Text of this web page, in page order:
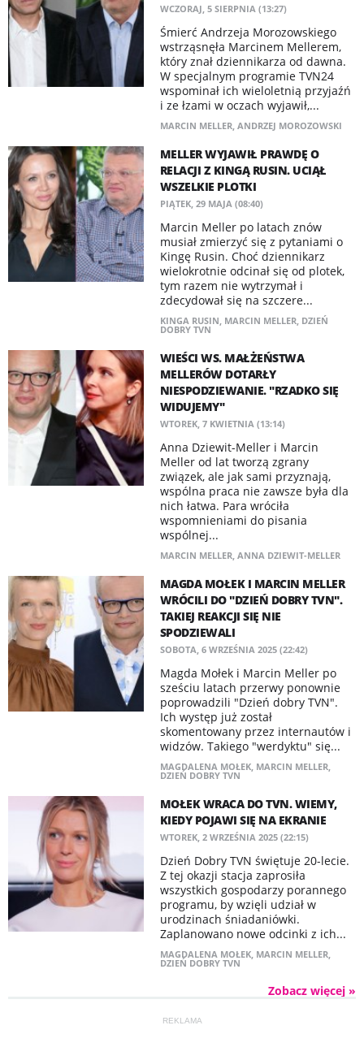
WCZORAJ, 5 SIERPNIA (13:27)
Śmierć Andrzeja Morozowskiego
wstrząsnęła Marcinem Mellerem,
który znał dziennikarza od dawna.
W specjalnym programie TVN24
wspominał ich wieloletnią przyjaźń
i ze łzami w oczach wyjawił,...
MARCIN MELLER, ANDRZEJ MOROZOWSKI
MELLER WYJAWIŁ PRAWDĘ O
RELACJI Z KINGĄ RUSIN. UCIĄŁ
WSZELKIE PLOTKI
PIĄTEK, 29 MAJA (08:40)
Marcin Meller po latach znów
musiał zmierzyć się z pytaniami o
Kingę Rusin. Choć dziennikarz
wielokrotnie odcinał się od plotek,
tym razem nie wytrzymał i
zdecydował się na szczere...
KINGA RUSIN, MARCIN MELLER, DZIEŃ
DOBRY TVN
WIEŚCI WS. MAŁŻEŃSTWA
MELLERÓW DOTARŁY
NIESPODZIEWANIE. "RZADKO SIĘ
WIDUJEMY"
WTOREK, 7 KWIETNIA (13:14)
Anna Dziewit-Meller i Marcin
Meller od lat tworzą zgrany
związek, ale jak sami przyznają,
wspólna praca nie zawsze była dla
nich łatwa. Para wróciła
wspomnieniami do pisania
wspólnej...
MARCIN MELLER, ANNA DZIEWIT-MELLER
MAGDA MOŁEK I MARCIN MELLER
WRÓCILI DO "DZIEŃ DOBRY TVN".
TAKIEJ REAKCJI SIĘ NIE
SPODZIEWALI
SOBOTA, 6 WRZEŚNIA 2025 (22:42)
Magda Mołek i Marcin Meller po
sześciu latach przerwy ponownie
poprowadzili "Dzień dobry TVN".
Ich występ już został
skomentowany przez internautów i
widzów. Takiego "werdyktu" się...
MAGDALENA MOŁEK, MARCIN MELLER,
DZIEŃ DOBRY TVN
MOŁEK WRACA DO TVN. WIEMY,
KIEDY POJAWI SIĘ NA EKRANIE
WTOREK, 2 WRZEŚNIA 2025 (22:15)
Dzień Dobry TVN świętuje 20-lecie.
Z tej okazji stacja zaprosiła
wszystkich gospodarzy porannego
programu, by wzięli udział w
urodzinach śniadaniówki.
Zaplanowano nowe odcinki z ich...
MAGDALENA MOŁEK, MARCIN MELLER,
DZIEŃ DOBRY TVN
Zobacz więcej »
REKLAMA